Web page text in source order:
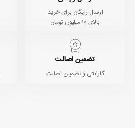
ارسال رایگان برای خرید
بالای 10 میلیون تومان
تضمین اصالت
گارانتی و تضمین اصالت